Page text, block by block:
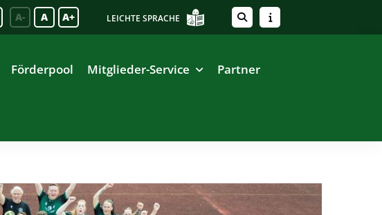
A- A A+ LEICHTE SPRACHE
Förderpool Mitglieder-Service Partner